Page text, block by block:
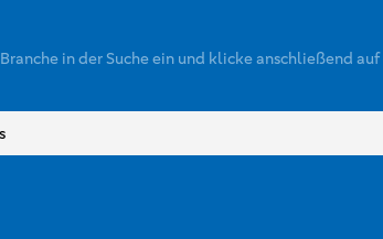
in der Suche ein und klicke anschließend